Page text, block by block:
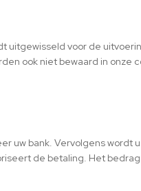
uitgewisseld voor de
ook niet bewaard in onze
uw bank. Vervolgens wordt
de betaling. Het